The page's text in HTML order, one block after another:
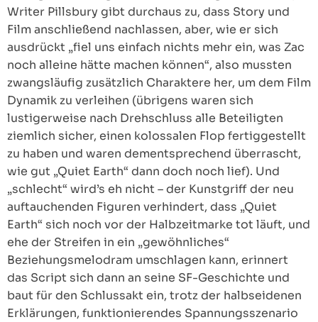
Writer Pillsbury gibt durchaus zu, dass Story und
Film anschließend nachlassen, aber, wie er sich
ausdrückt „fiel uns einfach nichts mehr ein, was Zac
noch alleine hätte machen können“, also mussten
zwangsläufig zusätzlich Charaktere her, um dem Film
Dynamik zu verleihen (übrigens waren sich
lustigerweise nach Drehschluss alle Beteiligten
ziemlich sicher, einen kolossalen Flop fertiggestellt
zu haben und waren dementsprechend überrascht,
wie gut „Quiet Earth“ dann doch noch lief). Und
„schlecht“ wird’s eh nicht – der Kunstgriff der neu
auftauchenden Figuren verhindert, dass „Quiet
Earth“ sich noch vor der Halbzeitmarke tot läuft, und
ehe der Streifen in ein „gewöhnliches“
Beziehungsmelodram umschlagen kann, erinnert
das Script sich dann an seine SF-Geschichte und
baut für den Schlussakt ein, trotz der halbseidenen
Erklärungen, funktionierendes Spannungsszenario